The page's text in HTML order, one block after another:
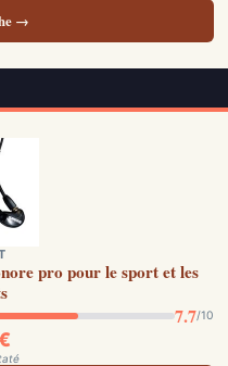
→
pro pour le sport et les
7.7/10